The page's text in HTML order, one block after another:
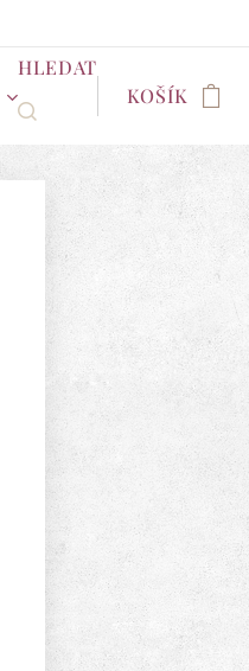
HLEDAT
KOŠÍK